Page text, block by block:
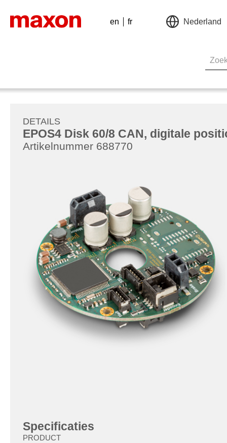
en fr Nederland
DETAILS
EPOS4 Disk 60/8 CAN, digitale
Artikelnummer 688770
Specificaties
PRODUCT